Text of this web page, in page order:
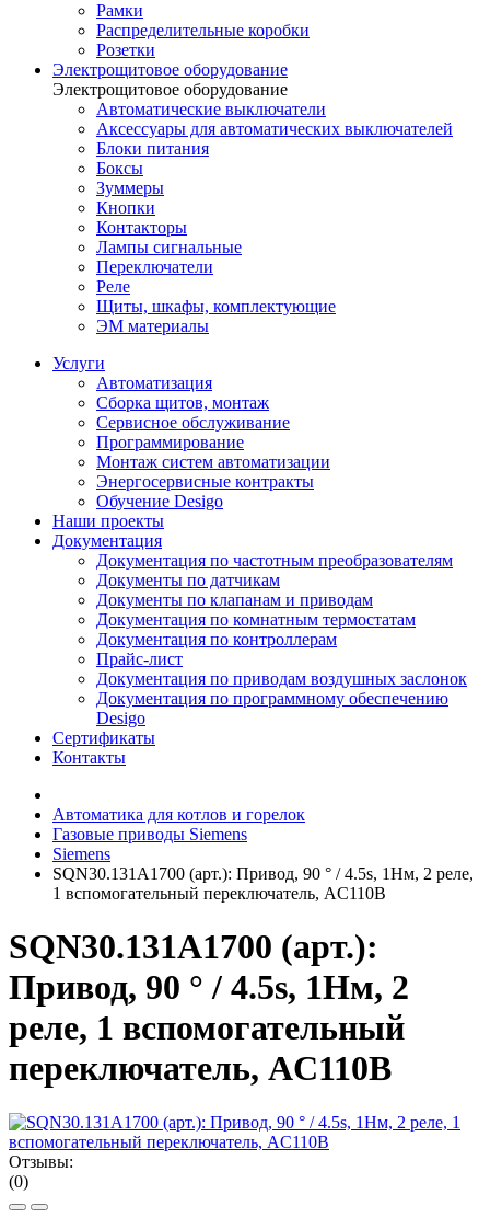
Рамки
Распределительные коробки
Розетки
Электрощитовое оборудование
Электрощитовое оборудование
Автоматические выключатели
Аксессуары для автоматических выключателей
Блоки питания
Боксы
Зуммеры
Кнопки
Контакторы
Лампы сигнальные
Переключатели
Реле
Щиты, шкафы, комплектующие
ЭМ материалы
Услуги
Автоматизация
Сборка щитов, монтаж
Сервисное обслуживание
Программирование
Монтаж систем автоматизации
Энергосервисные контракты
Обучение Desigo
Наши проекты
Документация
Документация по частотным преобразователям
Документы по датчикам
Документы по клапанам и приводам
Документация по комнатным термостатам
Документация по контроллерам
Прайс-лист
Документация по приводам воздушных заслонок
Документация по программному обеспечению
Desigo
Сертификаты
Контакты
Автоматика для котлов и горелок
Газовые приводы Siemens
Siemens
SQN30.131A1700 (арт.): Привод, 90 ° / 4.5s, 1Нм, 2 реле,
1 вспомогательный переключатель, AC110В
SQN30.131A1700 (арт.):
Привод, 90 ° / 4.5s, 1Нм, 2
реле, 1 вспомогательный
переключатель, AC110В
Отзывы:
(0)